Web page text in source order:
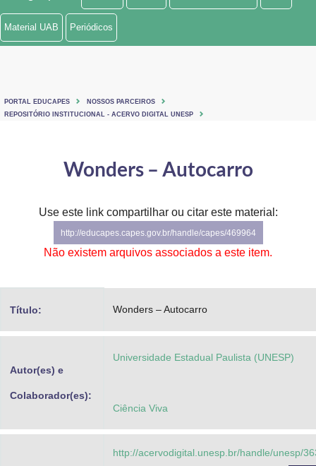
Ministério de Minas e Energia
Ministério do Turismo
Controladoria-Geral da União
Advocacia-Geral da União
Planalto
Material UAB Periódicos
PORTAL EDUCAPES
NOSSOS PARCEIROS
REPOSITÓRIO INSTITUCIONAL - ACERVO DIGITAL UNESP
Wonders – Autocarro
Use este link compartilhar ou citar este material:
http://educapes.capes.gov.br/handle/capes/469964
Não existem arquivos associados a este item.
Título: Wonders – Autocarro
Autor(es) e
Colaborador(es):
Universidade Estadual Paulista (UNESP)
Ciência Viva
http://acervodigital.unesp.br/handle/unesp/